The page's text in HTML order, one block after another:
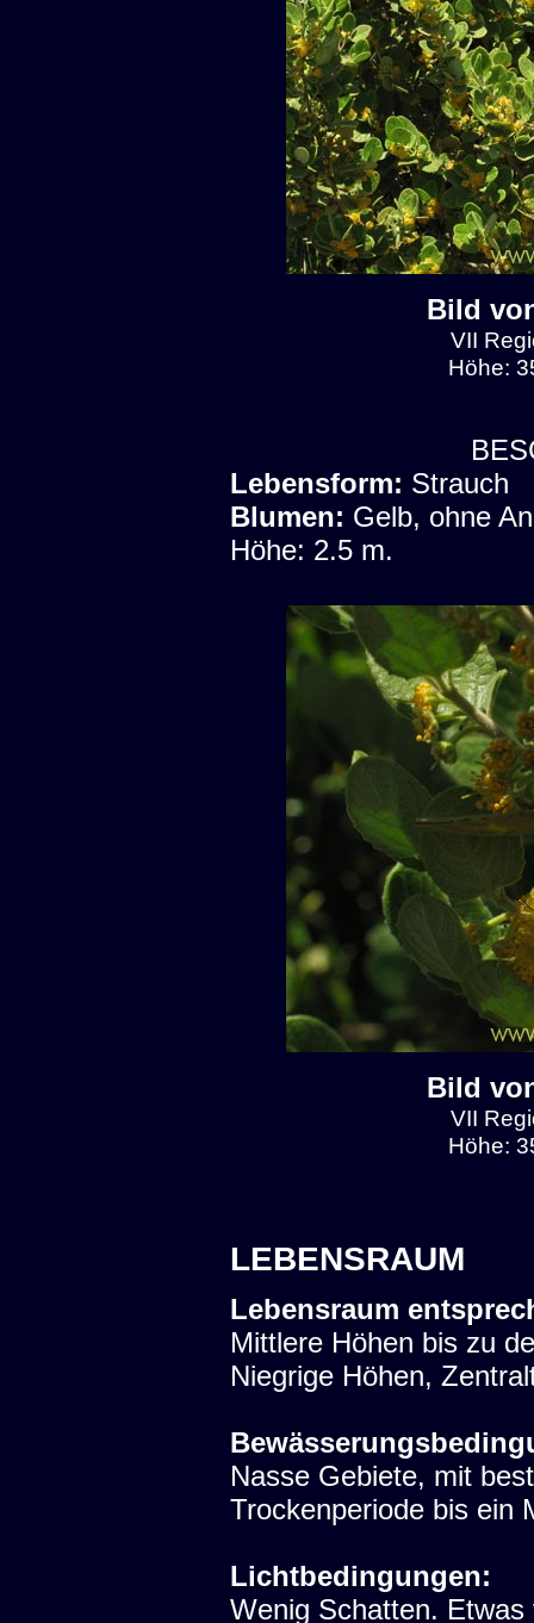
Bild
VII
Höhe:
Lebensform: Strauch
Blumen: Gelb, ohne
Höhe: 2.5 m.
Bild
VII
Höhe:
LEBENSRAUM
Lebensraum
Mittlere Höhen bis zu
Niegrige Höhen,
Nasse Gebiete, mit
Trockenperiode bis ein
Lichtbedingungen:
Wenig Schatten.